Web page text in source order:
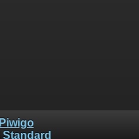
Piwigo
Standard